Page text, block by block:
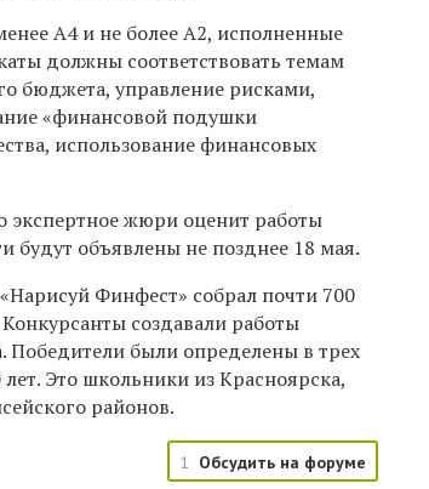
А4 и не более А2, исполненные
должны соответствовать темам
бюджета, управление рисками,
«финансовой подушки
использование финансовых
экспертное жюри оценит работы
будут объявлены не позднее 18 мая.
Финфест» собрал почти 700
создавали работы
Победители были определены в трех
Это школьники из Красноярска,
районов.
1 Обсудить на форуме